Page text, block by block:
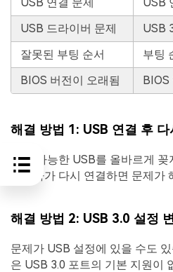
USB 드라이버 문제
USB
잘못된 부팅 순서
부팅
BIOS 버전이 오래됨
해결 방법 1: USB 연결 후 다
부팅 가능한 USB를 올바르게
리했다가 다시 연결하면 문제가
해결 방법 2: USB 3.0 설정
문제가 USB 설정에 있을 수도
은 USB 3.0 포트의 기본 지원이